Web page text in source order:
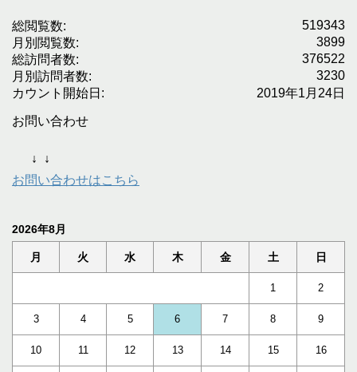
519343
総閲覧数:
3899
月別閲覧数:
376522
総訪問者数:
3230
月別訪問者数:
2019年1月24日
カウント開始日:
お問い合わせ
↓
↓
お問い合わせはこちら
2026年8月
月 火 水 木 金 土 日
1 2
3 4 5 6 7 8 9
10 11 12 13 14 15 16